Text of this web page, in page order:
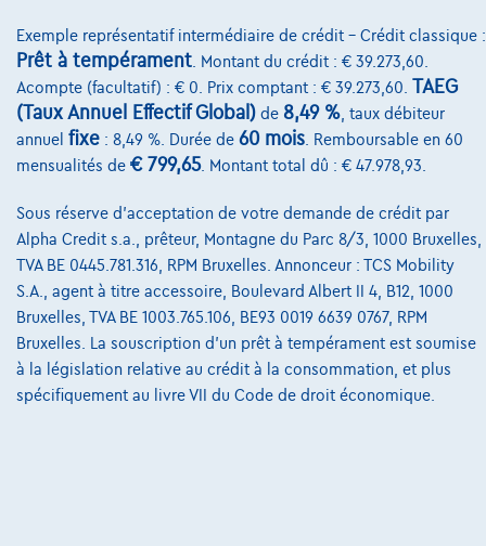
Exemple représentatif intermédiaire de crédit – Crédit classique :
Prêt à tempérament . Montant du crédit : € 39.273,60.
Acompte (facultatif) : € 0. Prix comptant : € 39.273,60. TAEG
(Taux Annuel Effectif Global) de 8,49 % , taux débiteur
annuel fixe : 8,49 %. Durée de 60 mois . Remboursable en 60
mensualités de € 799,65. Montant total dû : € 47.978,93.
Sous réserve d'acceptation de votre demande de crédit par
Alpha Credit s.a., prêteur, Montagne du Parc 8/3, 1000 Bruxelles,
TVA BE 0445.781.316, RPM Bruxelles. Annonceur : TCS Mobility
S.A., agent à titre accessoire, Boulevard Albert II 4, B12, 1000
Bruxelles, TVA BE 1003.765.106, BE93 0019 6639 0767, RPM
Bruxelles. La souscription d'un prêt à tempérament est soumise
à la législation relative au crédit à la consommation, et plus
spécifiquement au livre VII du Code de droit économique.
Charte de qualité
Nos dealers
Nos partenaires
Notre équipe
Contact
@2024 TCS Mobility SA/NV Copyright
Conditions Générales
Conditions d'assistance